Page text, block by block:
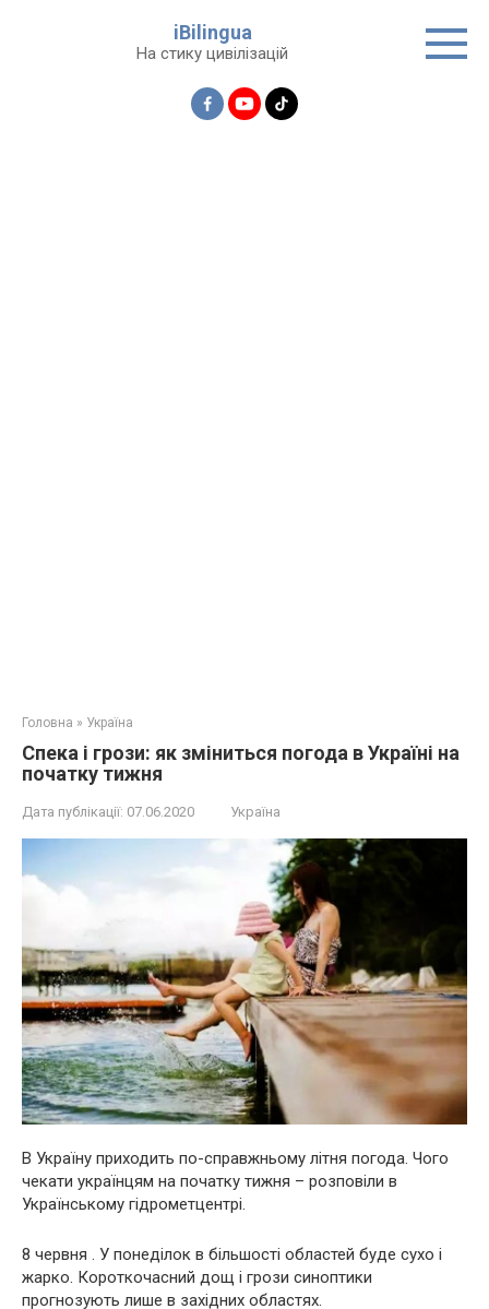
iBilingua
На стику цивілізацій
Головна » Україна
Спека і грози: як зміниться погода в Україні на
початку тижня
Дата публікації: 07.06.2020 Україна
В Україну приходить по-справжньому літня погода. Чого
чекати українцям на початку тижня – розповіли в
Українському гідрометцентрі.
8 червня . У понеділок в більшості областей буде сухо і
жарко. Короткочасний дощ і грози синоптики
прогнозують лише в західних областях.